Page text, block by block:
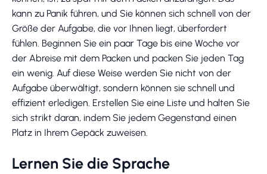
kann zu Panik führen, und Sie können sich schnell von der
Größe der Aufgabe, die vor Ihnen liegt, überfordert
fühlen. Beginnen Sie ein paar Tage bis eine Woche vor
der Abreise mit dem Packen und packen Sie jeden Tag
ein wenig. Auf diese Weise werden Sie nicht von der
Aufgabe überwältigt, sondern können sie schnell und
effizient erledigen. Erstellen Sie eine Liste und halten Sie
sich strikt daran, indem Sie jedem Gegenstand einen
Platz in Ihrem Gepäck zuweisen.
Lernen Sie die Sprache